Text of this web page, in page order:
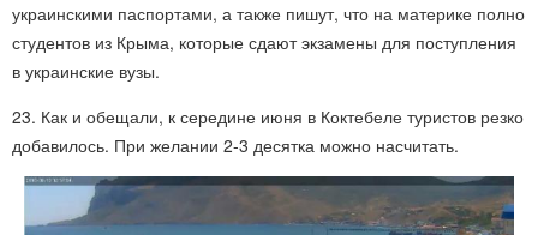
украинскими паспортами, а также пишут, что на материке полно
студентов из Крыма, которые сдают экзамены для поступления
в украинские вузы.
23. Как и обещали, к середине июня в Коктебеле туристов резко
добавилось. При желании 2-3 десятка можно насчитать.